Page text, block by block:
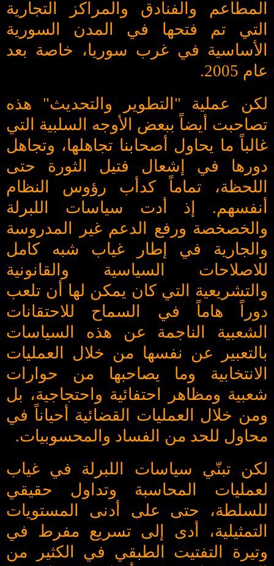
المطاعم والفنادق والمراكز التجارية
التي تم فتحها في المدن السورية
الأساسية في غرب سوريا، خاصة بعد
عام 2005.
لكن عملية "التطوير والتحديث" هذه
تصاحبت أيضاً ببعض الأوجه السلبية التي
غالباً ما يحاول أصحابنا تجاهلها، وتجاهل
دورها في إشعال فتيل الثورة حتى
اللحظة، تماماً كدأب رؤوس النظام
أنفسهم. إذ أدت سياسات اللبرلة
والخصخصة ورفع الدعم غير المدروسة
والجارية في إطار غياب شبه كامل
للاصلاحات السياسية والقانونية
والتشريعية التي كان يمكن لها أن تلعب
دوراً هاماً في السماح للاحتقانات
الشعبية الناجمة عن هذه السياسات
بالتعبير عن نفسها من خلال العمليات
الانتخابية وما يصاحبها من حوارات
شعبية ومظاهر احتفائية واحتجاجية، بل
ومن خلال العمليات القضائية أحياناً في
محاول للحد من الفساد والمحسوبيات.
لكن تبنّي سياسات اللبرلة في غياب
لعمليات المحاسبة وتداول حقيقي
للسلطة، حتى على أدنى المستويات
التمثيلية، أدى إلى تسريع مفرط في
وتيرة التفتيت الطبقي في الكثير من